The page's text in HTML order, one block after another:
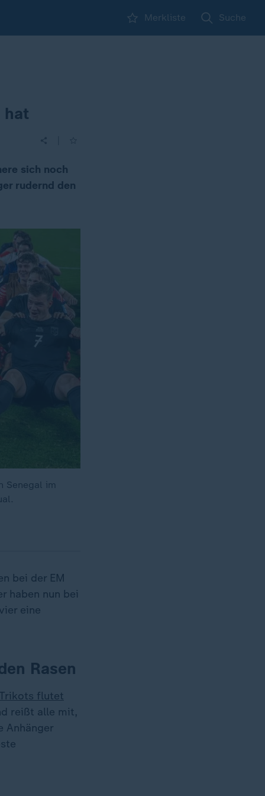
Merkliste Suche
hat
sich noch
rudernd den
Senegal im
bei der EM
haben nun bei
eine
Rasen
flutet
reißt alle mit,
Anhänger